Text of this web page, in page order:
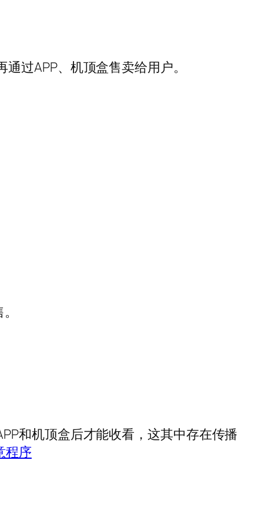
过APP、机顶盒售卖给用户。
和机顶盒后才能收看，这其中存在传播
程序